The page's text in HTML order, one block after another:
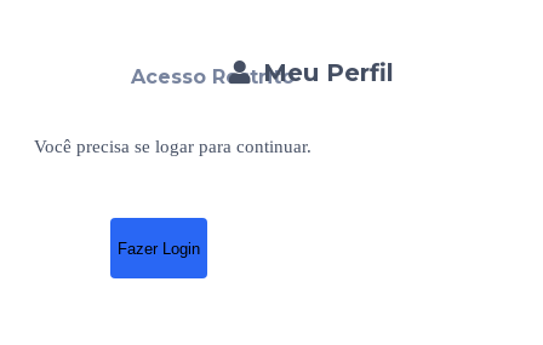
Meu Perfil
Acesso Restrito
Você precisa se logar para continuar.
Fazer Login